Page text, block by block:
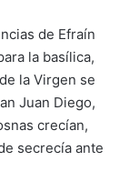
de Efraín
la basílica,
la Virgen se
Juan Diego,
crecían,
secrecía ante